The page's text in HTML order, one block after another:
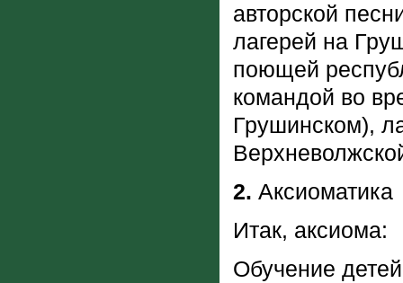
авторской
лагерей на
поющей
командой во
Грушинском),
2. Аксиоматика
Итак, аксиома:
Обучение